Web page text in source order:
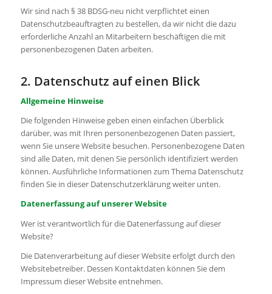
Wir sind nach § 38 BDSG-neu nicht verpflichtet einen
Datenschutzbeauftragten zu bestellen, da wir nicht die dazu
erforderliche Anzahl an Mitarbeitern beschäftigen die mit
personenbezogenen Daten arbeiten.
2. Datenschutz auf einen Blick
Allgemeine Hinweise
Die folgenden Hinweise geben einen einfachen Überblick
darüber, was mit Ihren personenbezogenen Daten passiert,
wenn Sie unsere Website besuchen. Personenbezogene Daten
sind alle Daten, mit denen Sie persönlich identifiziert werden
können. Ausführliche Informationen zum Thema Datenschutz
finden Sie in dieser Datenschutzerklärung weiter unten.
Datenerfassung auf unserer Website
Wer ist verantwortlich für die Datenerfassung auf dieser
Website?
Die Datenverarbeitung auf dieser Website erfolgt durch den
Websitebetreiber. Dessen Kontaktdaten können Sie dem
Impressum dieser Website entnehmen.